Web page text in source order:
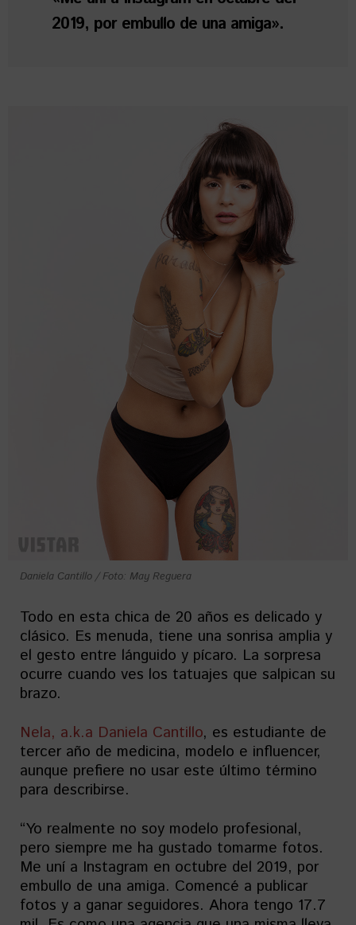
2019, por embullo de una amiga».
Daniela Cantillo / Foto: May Reguera
Todo en esta chica de 20 años es delicado y
clásico. Es menuda, tiene una sonrisa amplia y
el gesto entre lánguido y pícaro. La sorpresa
ocurre cuando ves los tatuajes que salpican su
brazo.
Nela, a.k.a Daniela Cantillo, es estudiante de
tercer año de medicina, modelo e influencer,
aunque prefiere no usar este último término
para describirse.
“Yo realmente no soy modelo profesional,
pero siempre me ha gustado tomarme fotos.
Me uní a Instagram en octubre del 2019, por
embullo de una amiga. Comencé a publicar
fotos y a ganar seguidores. Ahora tengo 17.7